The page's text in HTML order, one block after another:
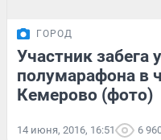
ГОРОД
Участник забега
полумарафона в
Кемерово (фото)
14 июня, 2016, 16:51 6